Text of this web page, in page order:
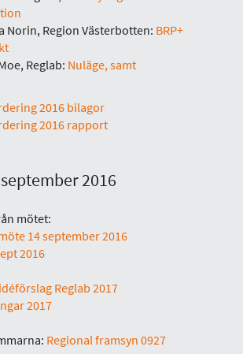
Norin, Region Västerbotten: BRP+
Reglab: Nuläge, samt
2016 bilagor
2016 rapport
2016
mötet:
14 september 2016
2016
Reglab 2017
2017
Regional framsyn 0927